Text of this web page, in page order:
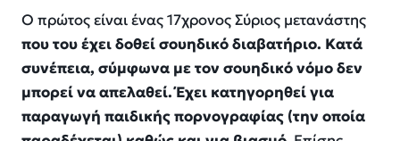
Ο πρώτος είναι ένας 17χρονος Σύριος μετανάστης
που του έχει δοθεί σουηδικό διαβατήριο. Κατά
συνέπεια, σύμφωνα με τον σουηδικό νόμο δεν
μπορεί να απελαθεί. Έχει κατηγορηθεί για
παραγωγή παιδικής πορνογραφίας (την οποία